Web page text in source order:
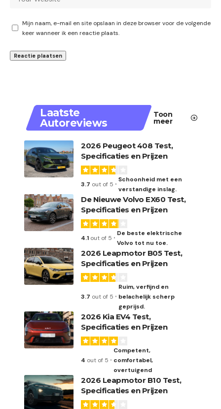
Mijn naam, e-mail en site opslaan in deze browser voor de volgende
keer wanneer ik een reactie plaats.
Laatste
Autoreviews
Toon
meer
2026 Peugeot 408 Test,
Specificaties en Prijzen
3.7 out of 5
Schoonheid met een
verstandige inslag.
De Nieuwe Volvo EX60 Test,
Specificaties en Prijzen
4.1 out of 5
De beste elektrische
Volvo tot nu toe.
2026 Leapmotor B05 Test,
Specificaties en Prijzen
3.7 out of 5
Ruim, verfijnd en
belachelijk scherp
geprijsd.
2026 Kia EV4 Test,
Specificaties en Prijzen
4 out of 5
Competent,
comfortabel,
overtuigend
2026 Leapmotor B10 Test,
Specificaties en Prijzen